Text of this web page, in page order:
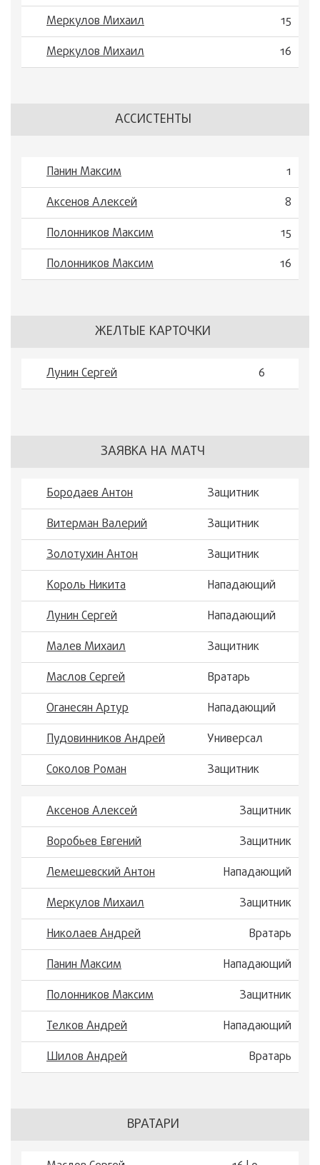
Меркулов Михаил
15
Меркулов Михаил
16
АССИСТЕНТЫ
Панин Максим
1
Аксенов Алексей
8
Полонников Максим
15
Полонников Максим
16
ЖЕЛТЫЕ КАРТОЧКИ
Лунин Сергей 6
ЗАЯВКА НА МАТЧ
Бородаев Антон
Защитник
Витерман Валерий
Защитник
Золотухин Антон
Защитник
Король Никита
Нападающий
Лунин Сергей
Нападающий
Малев Михаил
Защитник
Маслов Сергей
Вратарь
Оганесян Артур
Нападающий
Пудовинников Андрей
Универсал
Соколов Роман
Защитник
Аксенов Алексей
Защитник
Воробьев Евгений
Защитник
Лемешевский Антон
Нападающий
Меркулов Михаил
Защитник
Николаев Андрей
Вратарь
Панин Максим
Нападающий
Полонников Максим
Защитник
Телков Андрей
Нападающий
Шилов Андрей
Вратарь
ВРАТАРИ